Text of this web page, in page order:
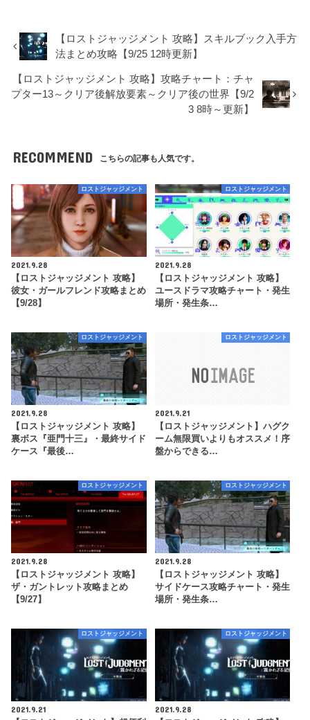
【ロストジャッジメント 攻略】スキルブック入手方
法まとめ攻略【9/25 12時更新】
【ロストジャッジメント 攻略】攻略チャート：チャ
プター13～クリア後解放要素～クリア後の世界【9/2
3 8時～更新】
RECOMMEND こちらの記事も人気です。
ロストジャッジメント
2021.9.28
【ロストジャッジメント 攻略】
彼女・ガールフレンド攻略まとめ
【9/28】
ロストジャッジメント
2021.9.28
【ロストジャッジメント 攻略】
ユースドラマ攻略チャート・発生
場所・発生条…
ロストジャッジメント
2021.9.28
【ロストジャッジメント 攻略】
裏ボス『亜門十三』・最終サイド
ケース『最後…
ロストジャッジメント
2021.9.21
【ロストジャッジメント】ハグク
ーム無限買いよりもオススメ！序
盤からできる…
ロストジャッジメント
2021.9.28
【ロストジャッジメント 攻略】
ザ・ガントレット攻略まとめ
【9/27】
ロストジャッジメント
2021.9.28
【ロストジャッジメント 攻略】
サイドケース攻略チャート・発生
場所・発生条…
ロストジャッジメント
2021.9.21
ロストジャッジメント
2021.9.28